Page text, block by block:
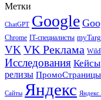
Метки
ChatGPT Google
Chrome IT-специалисты
VK VK Реклама
Исследования Кейсы
релизы ПромоСтраницы
Сайты Яндекс